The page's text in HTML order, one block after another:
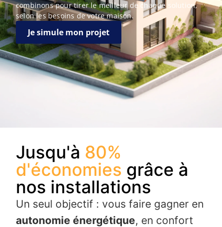
combinons pour tirer le meilleur de chaque solution,
selon les besoins de votre maison.
Je simule mon projet
Jusqu'à 80%
d'économies grâce à
nos installations
Un seul objectif : vous faire gagner en
autonomie énergétique, en confort